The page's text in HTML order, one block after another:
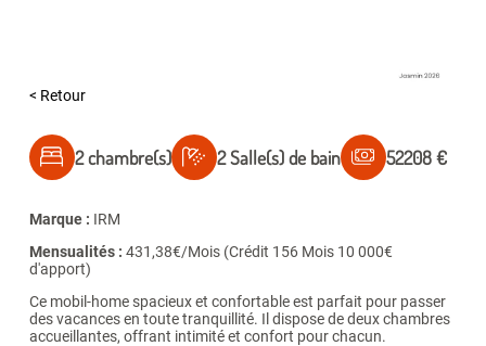
< Retour
2 chambre(s) 2 Salle(s) de bain 52208 €
Marque : IRM
Mensualités : 431,38€/Mois (Crédit 156 Mois 10 000€
d'apport)
Ce mobil-home spacieux et confortable est parfait pour passer
des vacances en toute tranquillité. Il dispose de deux chambres
accueillantes, offrant intimité et confort pour chacun.